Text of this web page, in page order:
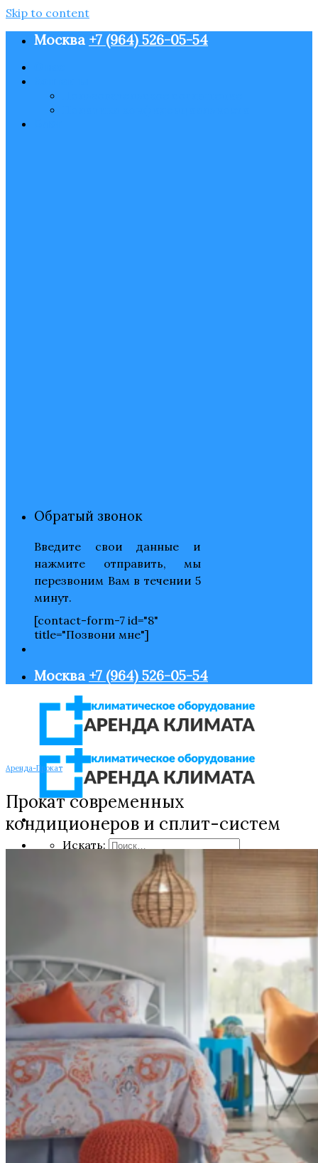
Skip to content
Москва +7 (964) 526-05-54
Обратый звонок
Введите свои данные и
нажмите отправить, мы
перезвоним Вам в течении 5
минут.
[contact-form-7 id="8"
title="Позвони мне"]
Москва +7 (964) 526-05-54
Искать:
Нагрев воздуха
Охлаждение воздуха
Увлажнение воздуха
Осушение воздуха
Тепловые пушки
Антимоскитные лампы
Бактерицидные лампы
Заказчикам
Доставка и монтаж
Оплата
Скидки
Наши работы
Контакты
Пользовательское соглашение
Политика конфиденциальности
СЕЙЧАС МЫ РАБОТАЕМ
Аренда-Прокат
Прокат современных
кондиционеров и сплит-систем